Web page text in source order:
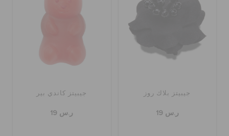
جيبيتز بلاك روز
ر.س 19
جيبيتز كاندي بير
ر.س 19